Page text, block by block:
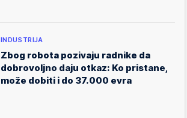
INDUSTRIJA
Zbog robota pozivaju radnike da
dobrovoljno daju otkaz: Ko pristane,
može dobiti i do 37.000 evra